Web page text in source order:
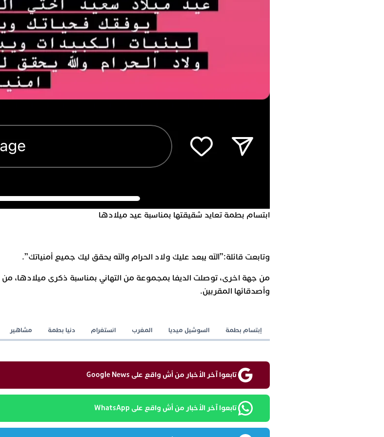
ابتسام بطمة تعايد شقيقتها بمناسبة عيد ميلادها
وتابعت قائلة:”الله يبعد عليك ولاد الحرام والله يحقق ليك جميع أمنياتك”.
من جهة اخرى، توصلت الديفا بمجموعة من التهاني بمناسبة ذكرى ميلادها، من
وأصدقائها المقربين.
إبتسام بطمة السوشيل ميديا المغرب انستغرام دنيا بطمة مشاهير
تابعوا آخر الأخبار من أش واقع على Google News
تابعوا آخر الأخبار من أش واقع على WhatsApp